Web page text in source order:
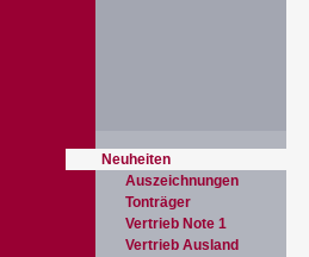
Neuheiten
Auszeichnungen
Tonträger
Vertrieb Note 1
Vertrieb Ausland